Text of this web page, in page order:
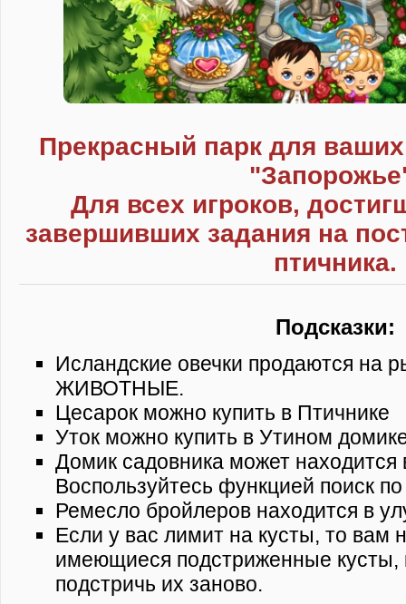
Прекрасный парк для
Для всех игроков,
завершивших задания на
птичника.
Подсказки:
Исландские овечки продаются на
ЖИВОТНЫЕ.
Цесарок можно купить в Птичнике
Уток можно купить в Утином
Домик садовника может находится
Воспользуйтесь функцией поиск
Ремесло бройлеров находится в
Если у вас лимит на кусты, то вам
имеющиеся подстриженные кусты,
подстричь их заново.